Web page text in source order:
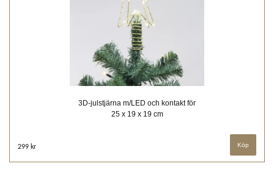
3D-julstjärna m/LED och kontakt för
25 x 19 x 19 cm
299 kr